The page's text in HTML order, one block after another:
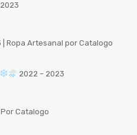
Ropa Artesanal por Catalogo
2022 – 2023
Catalogo